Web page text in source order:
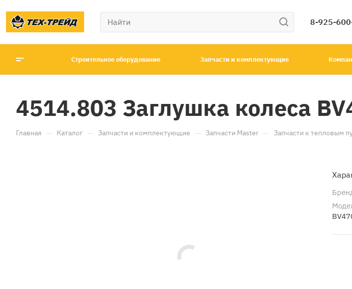
8-925-
Строительное оборудование Запчасти и комплектующие
4514.803 Заглушка колеса
Главная — Каталог — Запчасти и комплектующие — Запчасти Master — Запчасти к тепловым